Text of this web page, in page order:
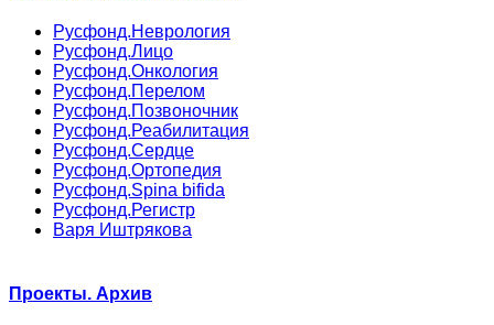
Русфонд.Неврология
Русфонд.Лицо
Русфонд.Онкология
Русфонд.Перелом
Русфонд.Позвоночник
Русфонд.Реабилитация
Русфонд.Сердце
Русфонд.Ортопедия
Русфонд.Spina bifida
Русфонд.Регистр
Варя Иштрякова
Проекты. Архив